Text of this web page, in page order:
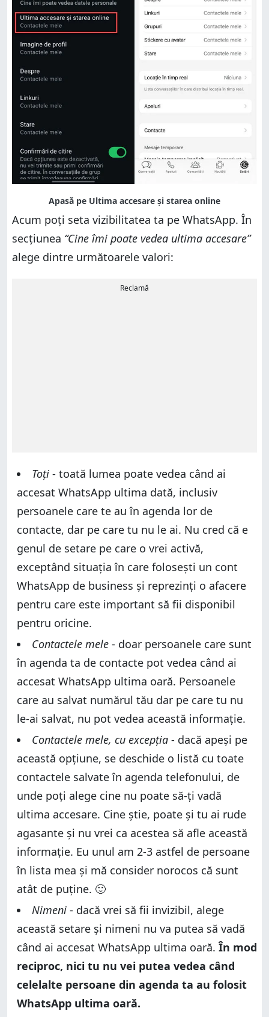
Acum poți seta vizibilitatea ta pe WhatsApp. În
secțiunea “Cine îmi poate vedea ultima accesare”
alege dintre următoarele valori:
Reclamă
Toți - toată lumea poate vedea când ai
accesat WhatsApp ultima dată, inclusiv
persoanele care te au în agenda lor de
contacte, dar pe care tu nu le ai. Nu cred că e
genul de setare pe care o vrei activă,
exceptând situația în care folosești un cont
WhatsApp de business și reprezinți o afacere
pentru care este important să fii disponibil
pentru oricine.
Contactele mele - doar persoanele care sunt
în agenda ta de contacte pot vedea când ai
accesat WhatsApp ultima oară. Persoanele
care au salvat numărul tău dar pe care tu nu
le-ai salvat, nu pot vedea această informație.
Contactele mele, cu excepția - dacă apeși pe
această opțiune, se deschide o listă cu toate
contactele salvate în agenda telefonului, de
unde poți alege cine nu poate să-ți vadă
ultima accesare. Cine știe, poate și tu ai rude
agasante și nu vrei ca acestea să afle această
informație. Eu unul am 2-3 astfel de persoane
în lista mea și mă consider norocos că sunt
atât de puține. 🙂
Nimeni - dacă vrei să fii invizibil, alege
această setare și nimeni nu va putea să vadă
când ai accesat WhatsApp ultima oară.În mod
reciproc, nici tu nu vei putea vedea când
celelalte persoane din agenda ta au folosit
WhatsApp ultima oară.